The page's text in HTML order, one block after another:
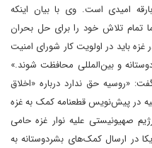
امیدی است. وی با بیان اینکه
تمام تلاش خود را برای حل بحران
باید در اولویت کار شورای امنیت
و بین‌المللی محافظت شوند.»
گفت: «روسیه حق ندارد درباره «اخلاق
در پیش‌نویس قطعنامه کمک به غزه
صهیونیستی علیه نوار غزه حامی
در ارسال کمک‌های بشردوستانه به